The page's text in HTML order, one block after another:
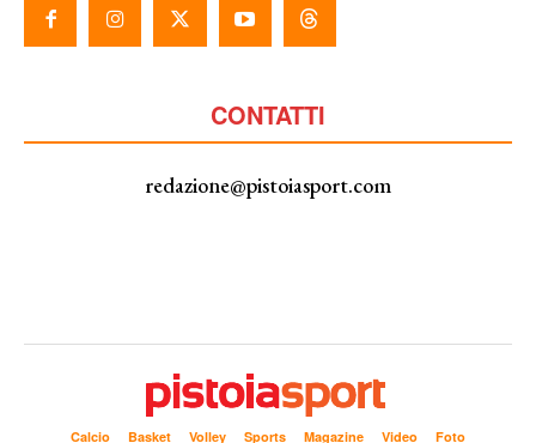
CONTATTI
redazione@pistoiasport.com
Calcio Basket Volley Sports Magazine Video Foto